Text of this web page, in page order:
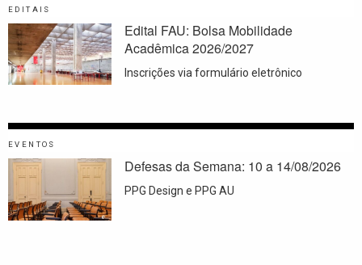
EDITAIS
Edital FAU: Bolsa Mobilidade
Acadêmica 2026/2027
Inscrições via formulário eletrônico
EVENTOS
Defesas da Semana: 10 a 14/08/2026
PPG Design e PPG AU